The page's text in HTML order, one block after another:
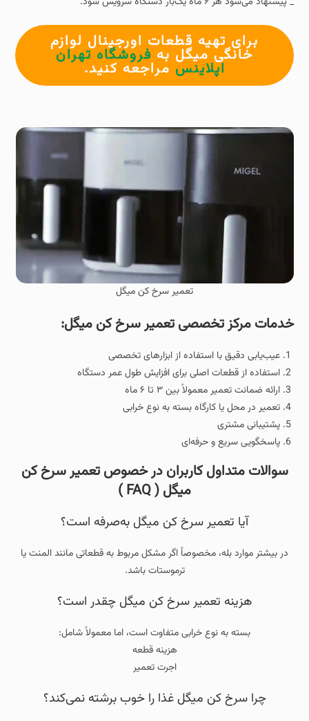
برای تهیه قطعات اورجینال لوازم
خانگی میگل به فروشگاه تهران
اپلاینس مراجعه کنید.
تعمیر سرخ کن میگل
خدمات مرکز تخصصی تعمیر سرخ کن میگل:
عیب‌یابی دقیق با استفاده از ابزارهای تخصصی
استفاده از قطعات اصلی برای افزایش طول عمر دستگاه
ارائه ضمانت تعمیر معمولاً بین ۳ تا ۶ ماه
تعمیر در محل یا کارگاه بسته به نوع خرابی
پشتیبانی مشتری
پاسخگویی سریع و حرفه‌ای
سوالات متداول کاربران در خصوص تعمیر سرخ کن
میگل ( FAQ )
آیا تعمیر سرخ کن میگل به‌صرفه است؟
در بیشتر موارد بله، مخصوصاً اگر مشکل مربوط به قطعاتی مانند المنت یا
ترموستات باشد.
هزینه تعمیر سرخ کن میگل چقدر است؟
بسته به نوع خرابی متفاوت است، اما معمولاً شامل:
هزینه قطعه
اجرت تعمیر
چرا سرخ‌ کن میگل غذا را خوب برشته نمی‌کند؟